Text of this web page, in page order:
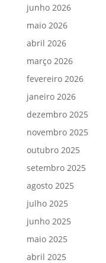
junho 2026
maio 2026
abril 2026
março 2026
fevereiro 2026
janeiro 2026
dezembro 2025
novembro 2025
outubro 2025
setembro 2025
agosto 2025
julho 2025
junho 2025
maio 2025
abril 2025